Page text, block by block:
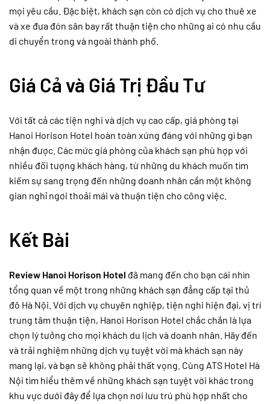
mọi yêu cầu. Đặc biệt, khách sạn còn có dịch vụ cho thuê xe
và xe đưa đón sân bay rất thuận tiện cho những ai có nhu cầu
di chuyển trong và ngoài thành phố.
Giá Cả và Giá Trị Đầu Tư
Với tất cả các tiện nghi và dịch vụ cao cấp, giá phòng tại
Hanoi Horison Hotel hoàn toàn xứng đáng với những gì bạn
nhận được. Các mức giá phòng của khách sạn phù hợp với
nhiều đối tượng khách hàng, từ những du khách muốn tìm
kiếm sự sang trọng đến những doanh nhân cần một không
gian nghỉ ngơi thoải mái và thuận tiện cho công việc.
Kết Bài
Review Hanoi Horison Hotel đã mang đến cho bạn cái nhìn
tổng quan về một trong những khách sạn đẳng cấp tại thủ
đô Hà Nội. Với dịch vụ chuyên nghiệp, tiện nghi hiện đại, vị trí
trung tâm thuận tiện, Hanoi Horison Hotel chắc chắn là lựa
chọn lý tưởng cho mọi khách du lịch và doanh nhân. Hãy đến
và trải nghiệm những dịch vụ tuyệt vời mà khách sạn này
mang lại, và bạn sẽ không phải thất vọng. Cùng ATS Hotel Hà
Nội tìm hiểu thêm về những khách sạn tuyệt vời khác trong
khu vực dưới đây để lựa chọn nơi lưu trú phù hợp nhất cho